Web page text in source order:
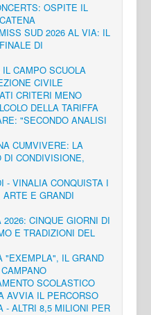
OSPITE IL
SUD 2026 AL VIA: IL
DI
IL CAMPO SCUOLA
CIVILE
CRITERI MENO
DELLA TARIFFA
"SECONDO ANALISI
CUMVIVERE: LA
DI CONDIVISIONE,
- VINALIA CONQUISTA I
E GRANDI
CINQUE GIORNI DI
E TRADIZIONI DEL
"EXEMPLA", IL GRAND
SCOLASTICO
AVVIA IL PERCORSO
- ALTRI 8,5 MILIONI PER